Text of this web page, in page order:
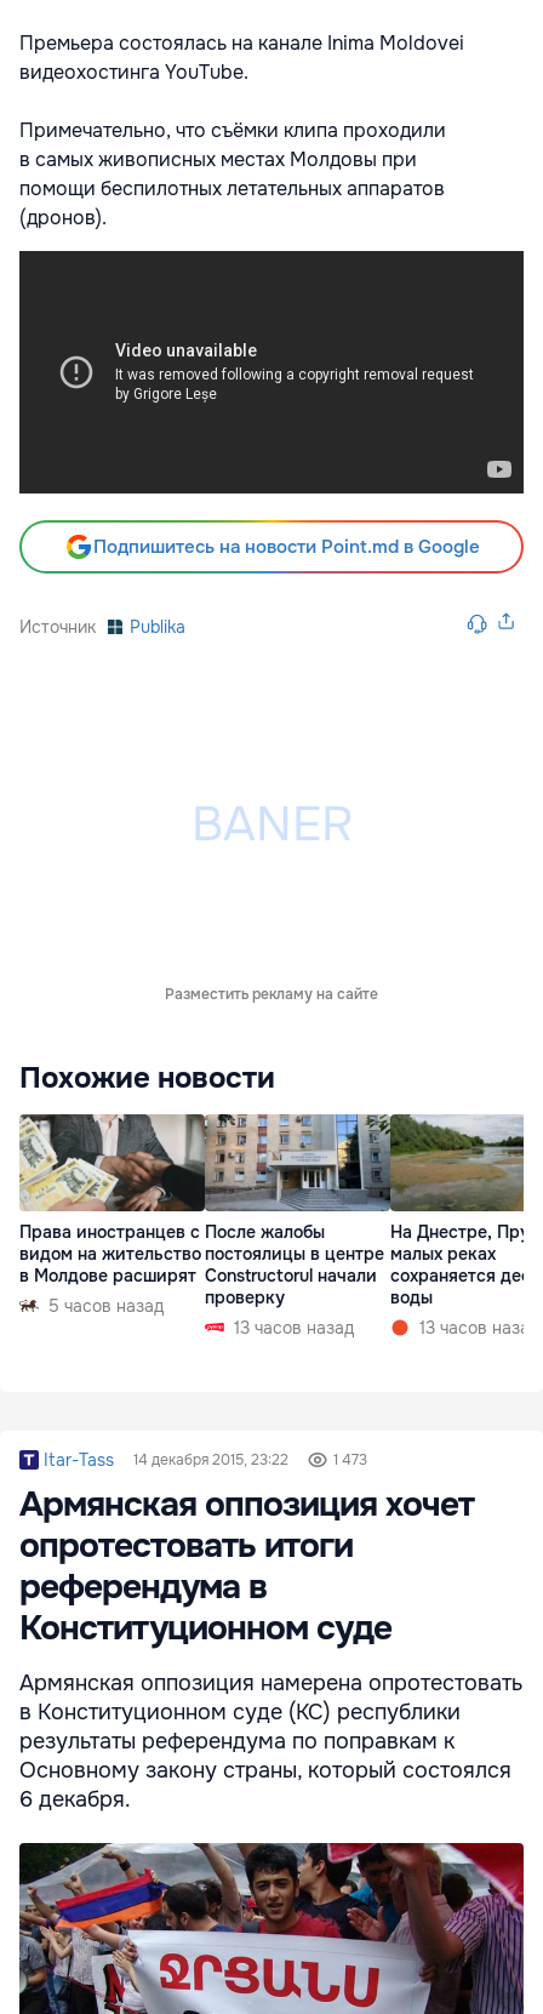
Премьера состоялась на канале Inima Moldovei
видеохостинга YouTube.
Примечательно, что съёмки клипа проходили
в самых живописных местах Молдовы при
помощи беспилотных летательных аппаратов
(дронов).
Подпишитесь на новости Point.md в Google
Источник Publika
Разместить рекламу на сайте
Похожие новости
Права иностранцев с
видом на жительство
в Молдове расширят
5 часов назад
После жалобы
постоялицы в центре
Constructorul начали
проверку
13 часов назад
На Днестре,
малых реках
сохраняется
воды
13 часов назад
Itar-Tass 14 декабря 2015, 23:22 1 473
Армянская оппозиция хочет
опротестовать итоги
референдума в
Конституционном суде
Армянская оппозиция намерена опротестовать
в Конституционном суде (КС) республики
результаты референдума по поправкам к
Основному закону страны, который состоялся
6 декабря.